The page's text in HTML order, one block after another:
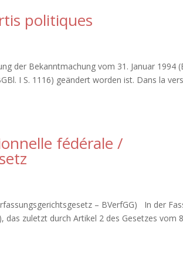
politiques
der Bekanntmachung vom 31. Januar 1994
I S. 1116) geändert worden ist. Dans la
fédérale /
– BVerfGG) In der
das zuletzt durch Artikel 2 des Gesetzes vom